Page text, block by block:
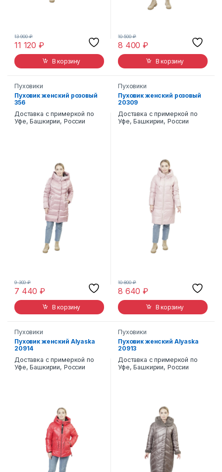
11 120₽
13 900₽
В корзину
8 400₽
10 500₽
В корзину
Пуховики
Пуховик женский розовый
356
Доставка с примеркой по
Уфе, Башкирии, России
7 440₽
9 300₽
В корзину
Пуховики
Пуховик женский розовый
20309
Доставка с примеркой по
Уфе, Башкирии, России
8 640₽
10 800₽
В корзину
Пуховики
Пуховик женский Alyaska
20914
Доставка с примеркой по
Уфе, Башкирии, России
Пуховики
Пуховик женский Alyaska
20913
Доставка с примеркой по
Уфе, Башкирии, России